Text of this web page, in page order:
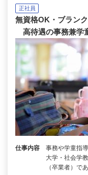
正社員
無資格OK・ブラン
高待遇の事務兼学
仕事内容
事務や学童指
大学・社会学
（卒業者）で